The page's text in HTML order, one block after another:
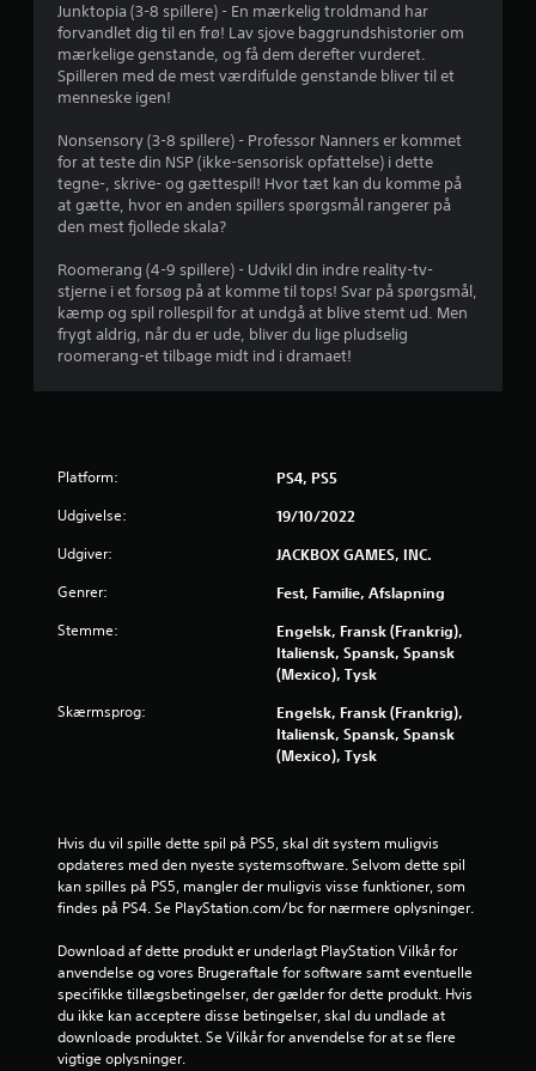
e
n
e
d
s
t
j
e
e
r
f
r
a
Junktopia (3-8 spillere) - En mærkelig troldmand har
forvandlet dig til en frø! Lav sjove baggrundshistorier om
mærkelige genstande, og få dem derefter vurderet.
Spilleren med de mest værdifulde genstande bliver til et
menneske igen!
Nonsensory (3-8 spillere) - Professor Nanners er kommet
for at teste din NSP (ikke-sensorisk opfattelse) i dette
tegne-, skrive- og gættespil! Hvor tæt kan du komme på
at gætte, hvor en anden spillers spørgsmål rangerer på
den mest fjollede skala?
Roomerang (4-9 spillere) - Udvikl din indre reality-tv-
stjerne i et forsøg på at komme til tops! Svar på spørgsmål,
kæmp og spil rollespil for at undgå at blive stemt ud. Men
frygt aldrig, når du er ude, bliver du lige pludselig
roomerang-et tilbage midt ind i dramaet!
Platform: PS4, PS5
Udgivelse: 19/10/2022
Udgiver: JACKBOX GAMES, INC.
Genrer: Fest, Familie, Afslapning
Stemme:
Engelsk, Fransk (Frankrig),
Italiensk, Spansk, Spansk
(Mexico), Tysk
Skærmsprog:
Engelsk, Fransk (Frankrig),
Italiensk, Spansk, Spansk
(Mexico), Tysk
Hvis du vil spille dette spil på PS5, skal dit system muligvis
opdateres med den nyeste systemsoftware. Selvom dette spil
kan spilles på PS5, mangler der muligvis visse funktioner, som
findes på PS4. Se PlayStation.com/bc for nærmere oplysninger.
Download af dette produkt er underlagt PlayStation Vilkår for
anvendelse og vores Brugeraftale for software samt eventuelle
specifikke tillægsbetingelser, der gælder for dette produkt. Hvis
du ikke kan acceptere disse betingelser, skal du undlade at
downloade produktet. Se Vilkår for anvendelse for at se flere
vigtige oplysninger.